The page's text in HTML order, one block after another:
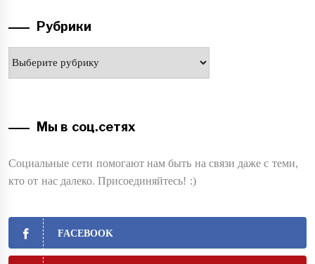
Рубрики
Мы в соц.сетях
Социальные сети помогают нам быть на связи даже с теми,
кто от нас далеко. Присоединяйтесь! :)
FACEBOOK